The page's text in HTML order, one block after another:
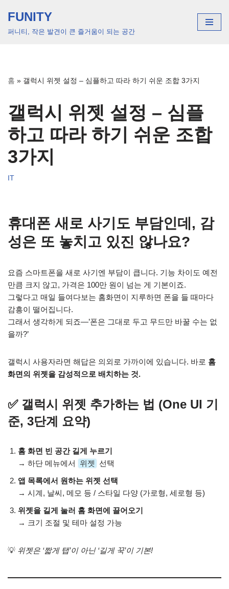
콘
건
기
FUNITY
퍼니티, 작은 발견이 큰 즐거움이 되는 공간
홈 » 갤럭시 위젯 설정 – 심플하고 따라 하기 쉬운 조합 3가지
갤럭시 위젯 설정 – 심플
하고 따라 하기 쉬운 조합
3가지
IT
휴대폰 새로 사기도 부담인데, 감
성은 또 놓치고 있진 않나요?
요즘 스마트폰을 새로 사기엔 부담이 큽니다. 기능 차이도 예전
만큼 크지 않고, 가격은 100만 원이 넘는 게 기본이죠.
그렇다고 매일 들여다보는 홈화면이 지루하면 폰을 들 때마다
감흥이 떨어집니다.
그래서 생각하게 되죠—’폰은 그대로 두고 무드만 바꿀 수는 없
을까?’
갤럭시 사용자라면 해답은 의외로 가까이에 있습니다. 바로 홈
화면의 위젯을 감성적으로 배치하는 것.
✅ 갤럭시 위젯 추가하는 법 (One UI 기
준, 3단계 요약)
홈 화면 빈 공간 길게 누르기
→ 하단 메뉴에서
위젯
선택
앱 목록에서 원하는 위젯 선택
→ 시계, 날씨, 메모 등 / 스타일 다양 (가로형, 세로형 등)
위젯을 길게 눌러 홈 화면에 끌어오기
→ 크기 조절 및 테마 설정 가능
💡 위젯은 ‘짧게 탭’이 아닌 ‘길게 꾹’이 기본!